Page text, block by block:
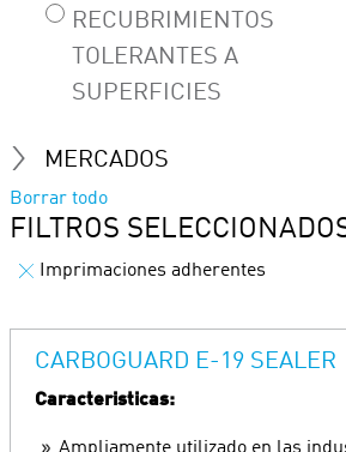
RECUBRIMIENTOS
TOLERANTES A
SUPERFICIES
MERCADOS
Borrar todo
FILTROS
Imprimaciones adherentes
CARBOGUARD E-19 SEALER
Caracteristicas: